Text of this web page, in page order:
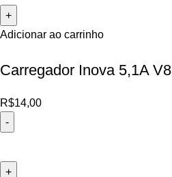
Adicionar ao carrinho
Carregador Inova 5,1A V8
R$14,00